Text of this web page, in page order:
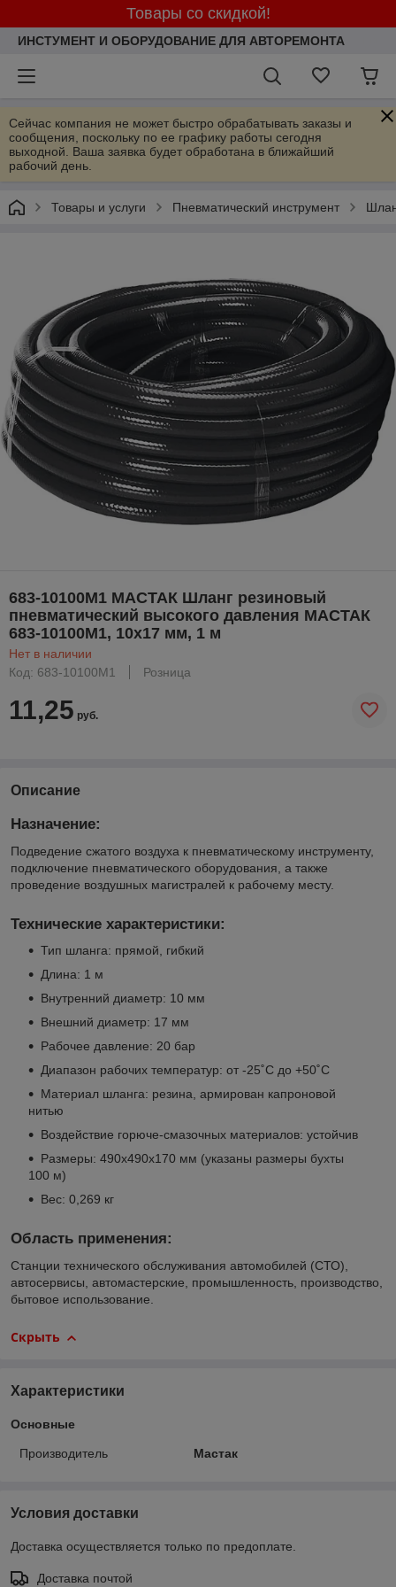
Товары со скидкой!
ИНСТУМЕНТ И ОБОРУДОВАНИЕ ДЛЯ АВТОРЕМОНТА
Сейчас компания не может быстро обрабатывать заказы и
сообщения, поскольку по ее графику работы сегодня
выходной. Ваша заявка будет обработана в ближайший
рабочий день.
Товары и услуги Пневматический инструмент
683-10100M1 МАСТАК Шланг резиновый
пневматический высокого давления МАСТАК
683-10100M1, 10х17 мм, 1 м
Нет в наличии
Код: 683-10100M1
Розница
11,25 руб.
Описание
Назначение:
Подведение сжатого воздуха к пневматическому инструменту,
подключение пневматического оборудования, а также
проведение воздушных магистралей к рабочему месту.
Технические характеристики:
Тип шланга: прямой, гибкий
Длина: 1 м
Внутренний диаметр: 10 мм
Внешний диаметр: 17 мм
Рабочее давление: 20 бар
Диапазон рабочих температур: от -25˚C до +50˚C
Материал шланга: резина, армирован капроновой
нитью
Воздействие горюче-смазочных материалов: устойчив
Размеры: 490х490х170 мм (указаны размеры бухты
100 м)
Вес: 0,269 кг
Область применения:
Станции технического обслуживания автомобилей (СТО),
автосервисы, автомастерские, промышленность, производство,
бытовое использование.
Скрыть
Характеристики
Основные
Производитель Мастак
Условия доставки
Доставка осуществляется только по предоплате.
Доставка почтой